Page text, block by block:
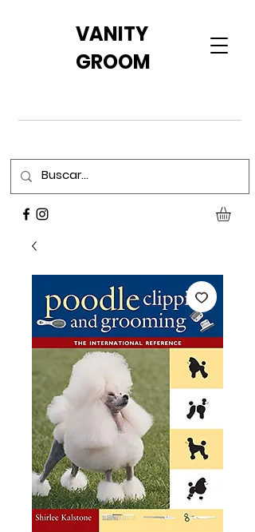
VANITY
GROOM